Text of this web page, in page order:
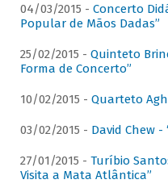
04/03/2015 - Concerto
Popular de Mãos Dadas”
25/02/2015 - Quinteto
Forma de Concerto”
10/02/2015 - Quarteto
03/02/2015 - David Chew -
27/01/2015 - Turíbio
Visita a Mata Atlântica”